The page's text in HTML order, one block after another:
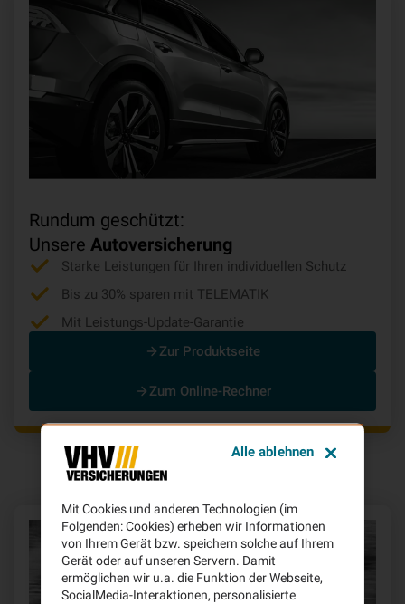
Rundum geschützt:
Unsere Autoversicherung
Starke Leistungen für Ihren individuellen Schutz
Bis zu 30% sparen mit TELEMATIK
Mit Leistungs-Update-Garantie
Zur Produktseite
Zum Online-Rechner
Mit Cookies und anderen Technologien (im
Folgenden: Cookies) erheben wir Informationen
von Ihrem Gerät bzw. speichern solche auf Ihrem
Gerät oder auf unseren Servern. Damit
ermöglichen wir u.a. die Funktion der Webseite,
SocialMedia-Interaktionen, personalisierte
Alle ablehnen